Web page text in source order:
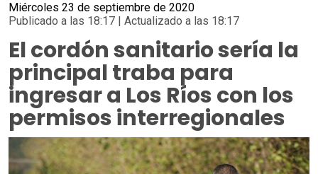
Miércoles 23 de septiembre de 2020
Publicado a las 18:17 | Actualizado a las 18:17
El cordón sanitario sería la
principal traba para
ingresar a Los Ríos con los
permisos interregionales